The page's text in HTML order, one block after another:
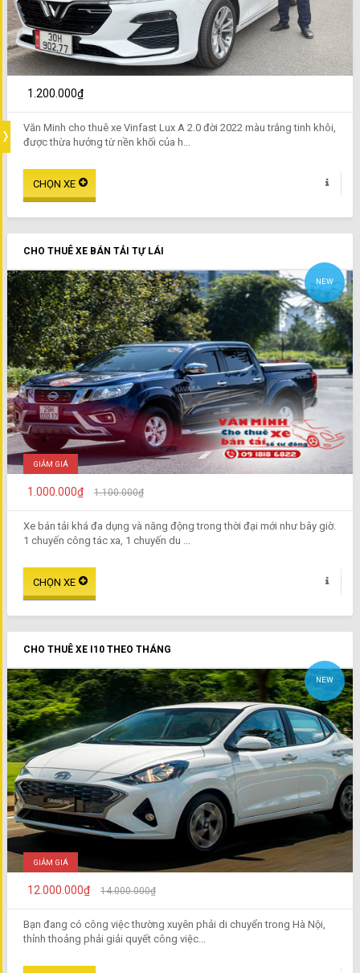
1.200.000₫
Văn Minh cho thuê xe Vinfast Lux A 2.0 đời 2022 màu trắng tinh khôi,
được thừa hưởng từ nền khối của h...
CHO THUÊ XE BÁN TẢI TỰ LÁI
NEW
GIẢM GIÁ
1.000.000₫ 1.100.000₫
Xe bán tải khá đa dụng và năng động trong thời đại mới như bây giờ.
1 chuyến công tác xa, 1 chuyến du ...
CHO THUÊ XE I10 THEO THÁNG
NEW
GIẢM GIÁ
12.000.000₫ 14.000.000₫
Bạn đang có công việc thường xuyên phải di chuyển trong Hà Nội,
thỉnh thoảng phải giải quyết công việc...